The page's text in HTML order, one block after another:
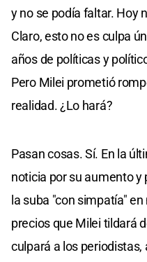
y no se podía faltar. Hoy
Claro, esto no es culpa
años de políticas y
Pero Milei prometió
realidad. ¿Lo hará?
Pasan cosas. Sí. En la
noticia por su aumento y
la suba "con simpatía"
precios que Milei tildará
culpará a los periodistas,